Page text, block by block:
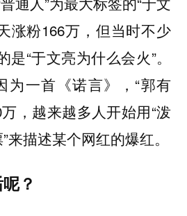
涨粉166万，但当时不少
“于文亮为什么会火”。
为一首《诺言》，“郭有
，越来越多人开始用“泼
来描述某个网红的爆红。
？